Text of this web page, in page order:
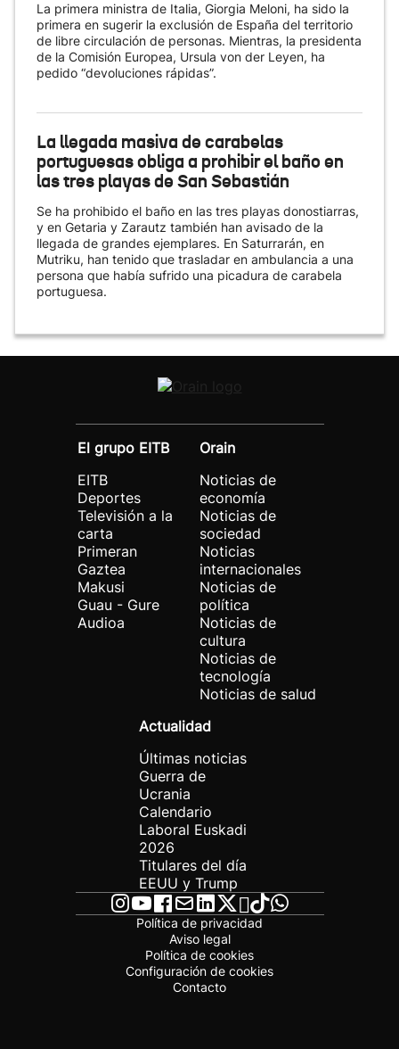
La primera ministra de Italia, Giorgia Meloni, ha sido la
primera en sugerir la exclusión de España del territorio
de libre circulación de personas. Mientras, la presidenta
de la Comisión Europea, Ursula von der Leyen, ha
pedido “devoluciones rápidas”.
La llegada masiva de carabelas
portuguesas obliga a prohibir el baño en
las tres playas de San Sebastián
Se ha prohibido el baño en las tres playas donostiarras,
y en Getaria y Zarautz también han avisado de la
llegada de grandes ejemplares. En Saturrarán, en
Mutriku, han tenido que trasladar en ambulancia a una
persona que había sufrido una picadura de carabela
portuguesa.
El grupo EITB
EITB
Deportes
Televisión a la
carta
Primeran
Gaztea
Makusi
Guau - Gure
Audioa
Orain
Noticias de
economía
Noticias de
sociedad
Noticias
internacionales
Noticias de
política
Noticias de
cultura
Noticias de
tecnología
Noticias de salud
Actualidad
Últimas noticias
Guerra de
Ucrania
Calendario
Laboral Euskadi
2026
Titulares del día
EEUU y Trump
Política de privacidad
Aviso legal
Política de cookies
Configuración de cookies
Contacto